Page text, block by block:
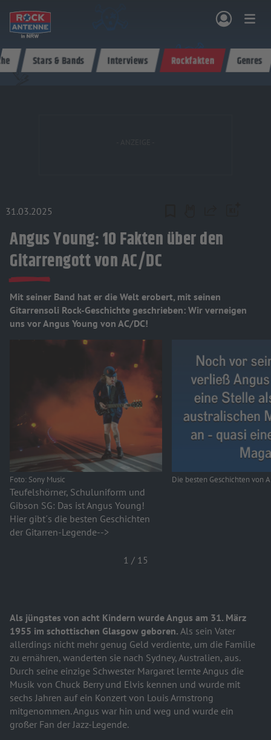
& PROGRAMM AKTIONEN & KONZERTE MUSIK ROCKCOMMUNITY SHOPPEN
Stars & Bands Interviews Rockfakten Genres
31.03.2025
Angus Young: 10 Fakten über den
Gitarrengott von AC/DC
Mit seiner Band hat er die Welt erobert, mit seinen
Gitarrensoli Rock-Geschichte geschrieben: Wir verneigen
uns vor Angus Young von AC/DC!
Foto: Sony Music
Teufelshörner, Schuluniform und
Gibson SG: Das ist Angus Young!
Hier gibt´s die besten Geschichten
der Gitarren-Legende-->
Die besten Geschichten von
1 / 15
Als jüngstes von acht Kindern wurde Angus am 31. März
1955 im schottischen Glasgow geboren. Als sein Vater
allerdings nicht mehr genug Geld verdiente, um die Familie
zu ernähren, wanderten sie nach Sydney, Australien, aus.
Durch seine einzige Schwester Margaret lernte Angus die
Musik von Chuck Berry und Elvis kennen und wurde mit
sechs Jahren auf ein Konzert von Louis Armstrong
mitgenommen. Angus war hin und weg und wurde ein
großer Fan der Jazz-Legende.